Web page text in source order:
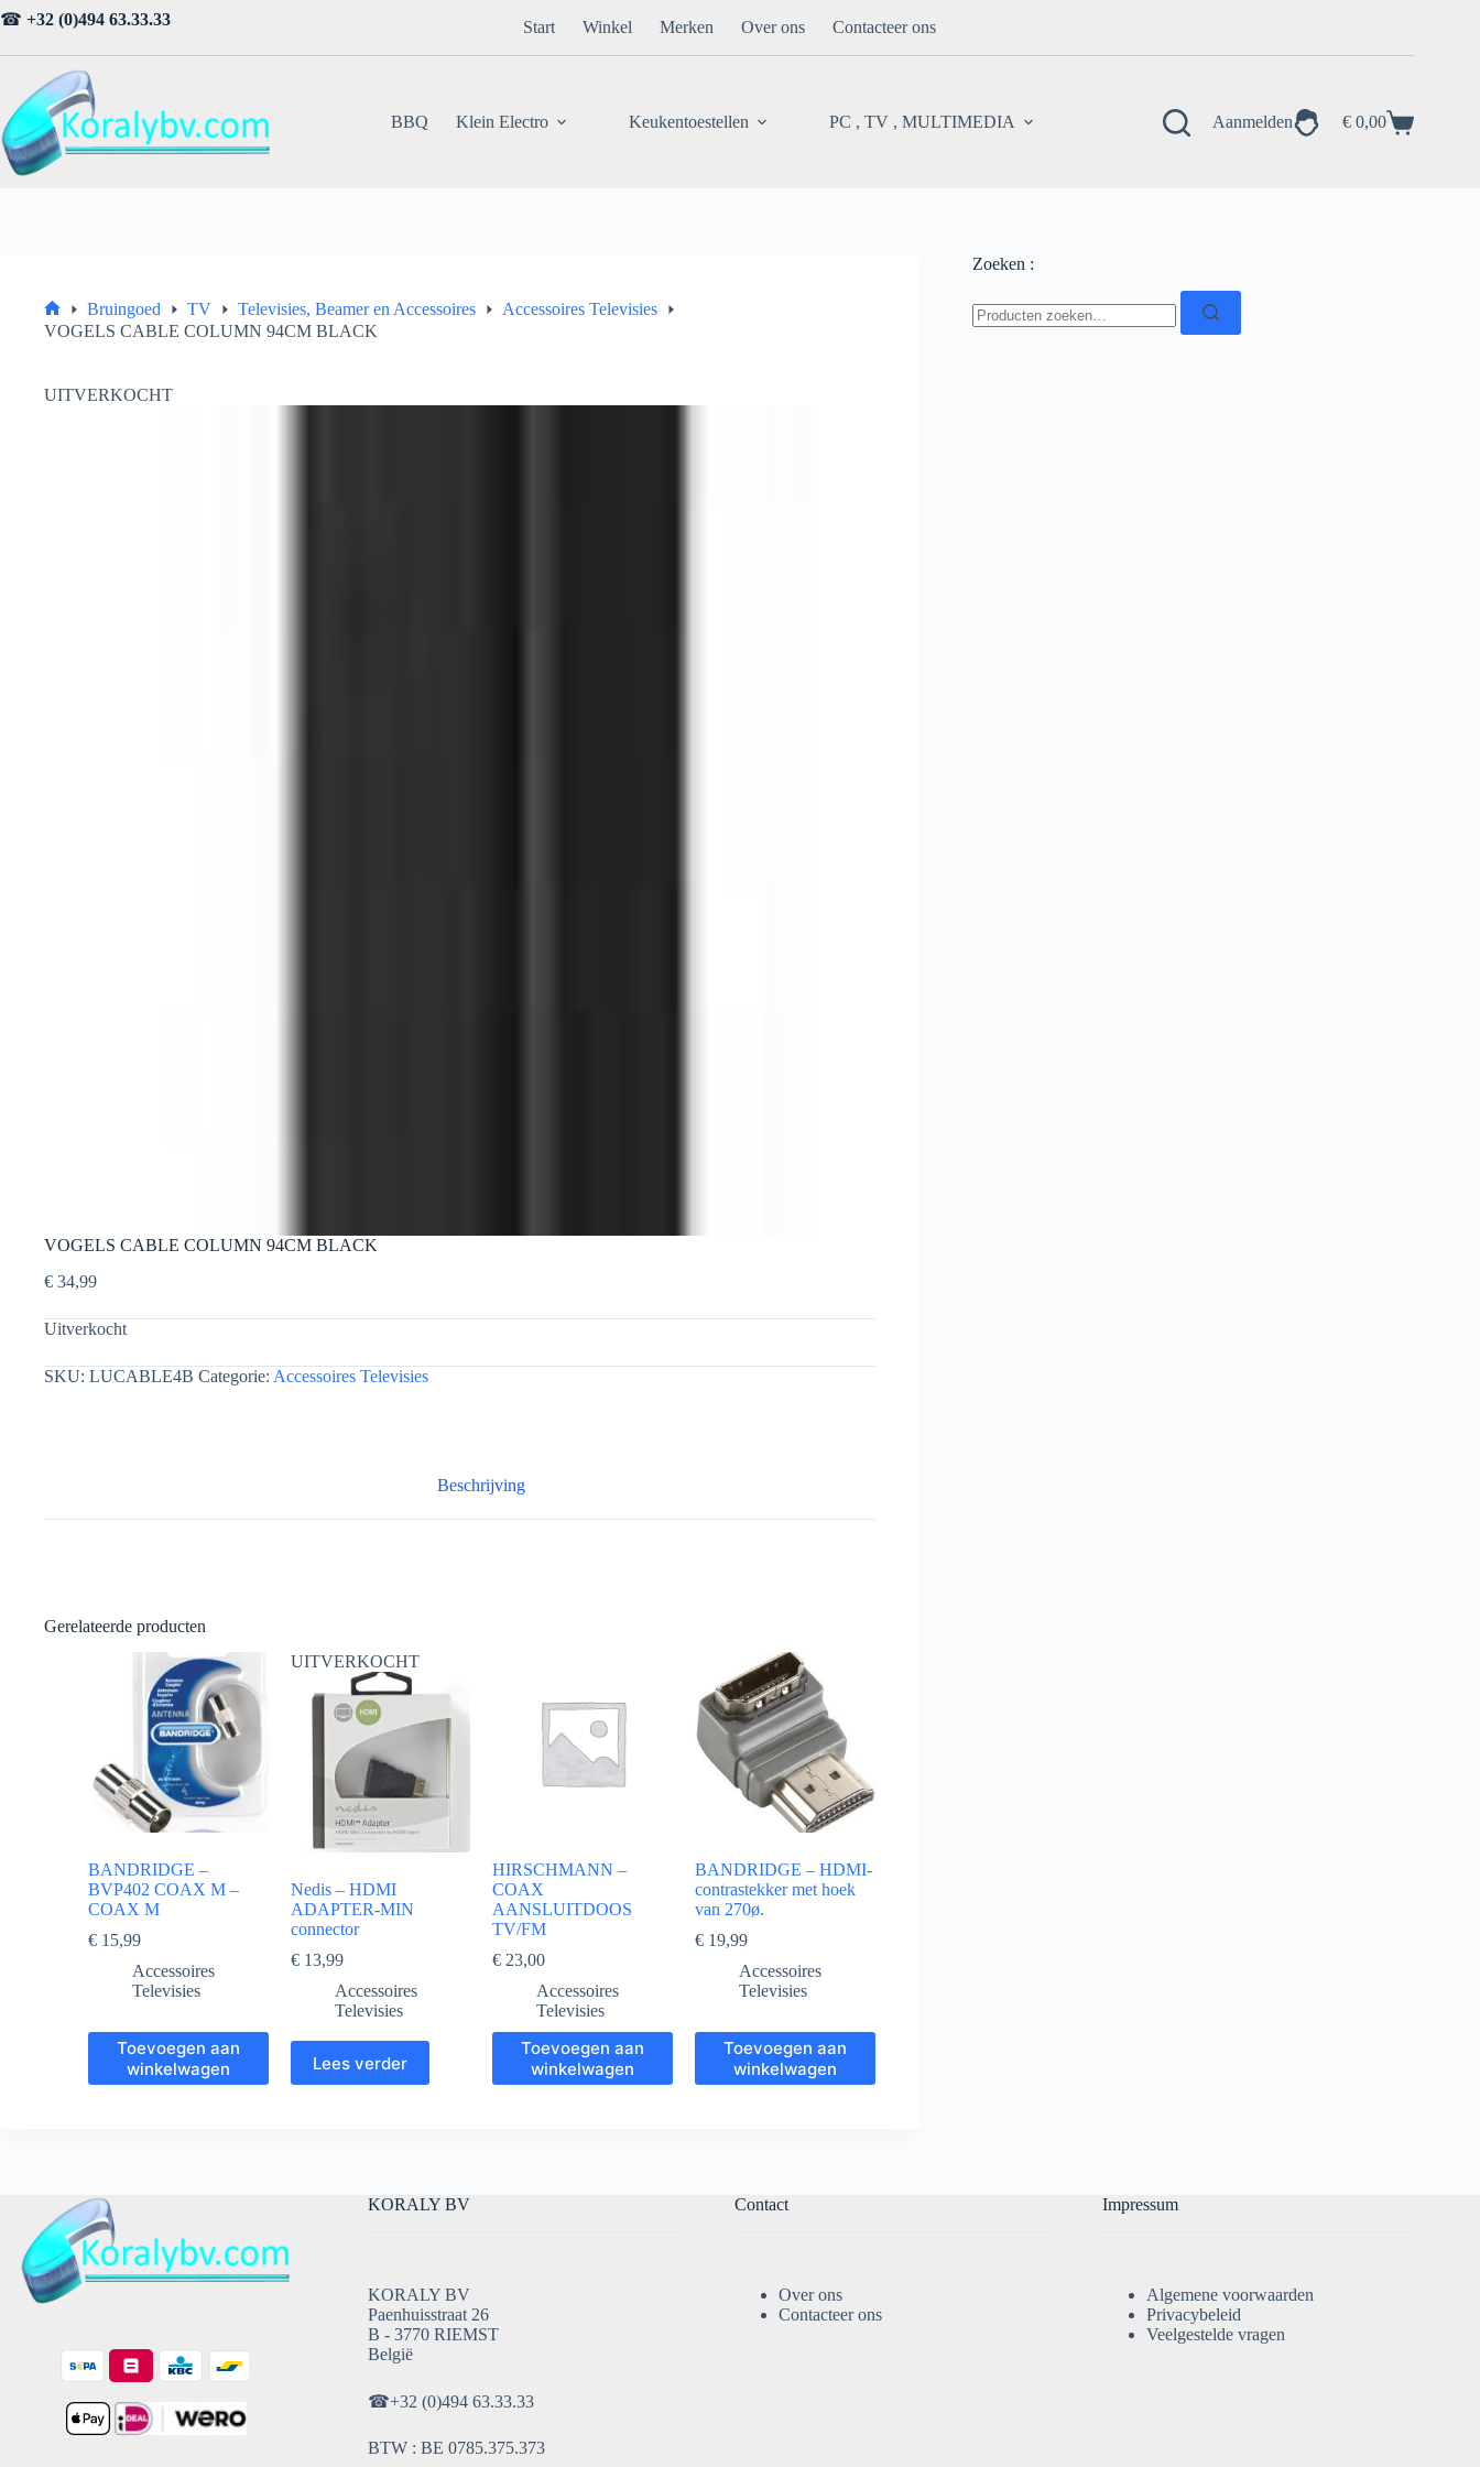
Ga
naar
☎ +32 (0)494 63.33.33 Start Winkel Merken Over ons Contacteer ons
BBQ Klein Electro Keukentoestellen PC , TV , MULTIMEDIA Aanmelden Winkelwagen
€ 0,00
Home
Bruingoed TV Televisies, Beamer en Accessoires
Accessoires Televisies
VOGELS CABLE COLUMN 94CM BLACK
UITVERKOCHT
VOGELS CABLE COLUMN 94CM BLACK
€ 34,99
Uitverkocht
SKU: LUCABLE4B Categorie: Accessoires Televisies
Beschrijving
Gerelateerde producten
BANDRIDGE –
BVP402 COAX M –
COAX M
€ 15,99
Accessoires
Televisies
Toevoegen aan
winkelwagen
UITVERKOCHT
Nedis – HDMI
ADAPTER-MIN
connector
€13,99
Accessoires
Televisies
Lees verder
HIRSCHMANN –
COAX
AANSLUITDOOS
TV/FM
€ 23,00
Accessoires
Televisies
Toevoegen aan
winkelwagen
BANDRIDGE – HDMI-
contrastekker met hoek
van 270ø.
€19,99
Accessoires
Televisies
Toevoegen aan
winkelwagen
Zoeken :
naar:
KORALY BV
KORALY BV
Paenhuisstraat 26
B - 3770 RIEMST
België
☎+32 (0)494 63.33.33
BTW : BE 0785.375.373
Contact
Over ons
Contacteer ons
Impressum
Algemene voorwaarden
Privacybeleid
Veelgestelde vragen